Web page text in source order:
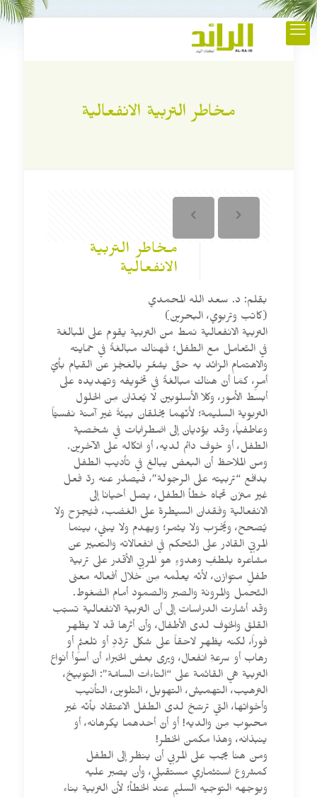
مخاطر التربية الانفعالية
مخاطر التربية
الانفعالية
بقلم: د. سعد الله المحمدي
(كاتب وتربوي، البحرين)
التربية الانفعالية نمط من التربية يقوم على المبالغة
في التّعامل مع الطفل؛ فهناك مبالغةٌ في حمايته
والاهتمامِ الزائد به حتّى يشعُر بالعَجْز عن القيام بأيّ
أمرٍ، كمَا أنّ هناك مبالغةٌ في تخويفه وتهديده على
أبسط الأمور، وكلا الأسلوبين لا يُعدّان مِن الحلول
التربوية السليمة؛ لأنّهما يخلقان بيئةً غير آمنة نفسيّاً
وعاطفياً، وقد يؤديان إلى اضطرابات في شخصية
الطفل، أو خوف دائم لديه، أو اتكاله على الآخرين.
ومن الملاحظ أن البعض يبالغ في تأديب الطفل
بدافع “تربيته على الرجولة”، فيصدُر عنه ردّ فعل
غير متزن تجاه خطأ الطفل، يصل أحيانا إلى
الانفعالية وفقدان السيطرة على الغضب، فيُجرّح ولا
يُصحح، ويُخرّب ولا يثمر؛ ويهدم ولا يبني، بينما
المربّي القادر على التّحكم في انفعالاته والتعبير عن
مشاعره بلطفٍ وهدوءٍ هو المربّي الأقدر على تربية
طفلٍ متوازن، لأنّه يعلّمه مِنْ خلال أفعاله معنى
التّحمل والمرونة والصبر والصمود أمام الضغوط.
وقد أشارت الدراسات إلى أن التربية الانفعالية تسبّب
القلق والخوف لدى الأطفال، وأن أثرها قد لا يظهر
فوراً، لكنه يظهر لاحقاً على شكل تردّدٍ أو تلعثمٍ أو
رهاب أو سرعةِ انفعال، ويرى بعض الخبراء أن أسوأ أنواع
التربية هي القائمة على “التاءات السامّة”: التوبيخ،
الترهيب، التهميش، التهويل، التلوين، التأنيب
وأخواتها، التي ترسّخ لدى الطفل الاعتقاد بأنّه غير
محبوب مِنْ والديه! أو أنّ أحدهما يكرهانه، أو
ينبذانه، وهذا مكمن الخطر!
ومن هنا يجب على المربي أن ينظر إلى الطفل
كمشروع استثماري مستقبلي، وأن يصبر عليه
ويوجهه التوجيه السليم عند الخطأ؛ لأن التربية بناء